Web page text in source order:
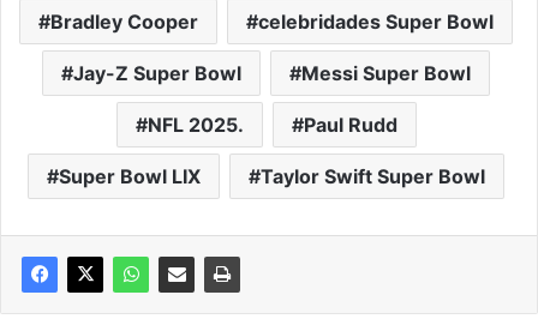
Bradley Cooper celebridades Super Bowl
Jay-Z Super Bowl Messi Super Bowl
NFL 2025. Paul Rudd
Super Bowl LIX Taylor Swift Super Bowl